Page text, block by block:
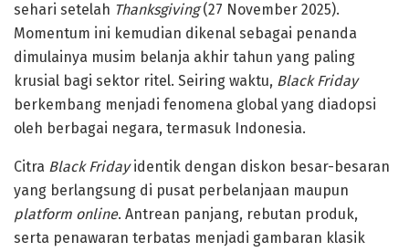
sehari setelah Thanksgiving(27 November 2025).
Momentum ini kemudian dikenal sebagai penanda
dimulainya musim belanja akhir tahun yang paling
krusial bagi sektor ritel. Seiring waktu, Black Friday
berkembang menjadi fenomena global yang diadopsi
oleh berbagai negara, termasuk Indonesia.
Citra Black Fridayidentik dengan diskon besar-besaran
yang berlangsung di pusat perbelanjaan maupun
platform online. Antrean panjang, rebutan produk,
serta penawaran terbatas menjadi gambaran klasik